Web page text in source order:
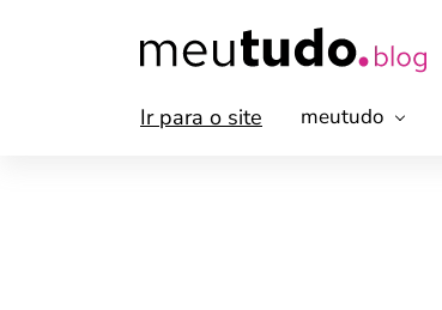
Ir para o site meutudo